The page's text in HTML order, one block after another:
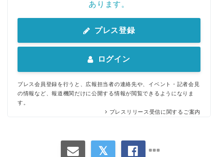
あります。
プレス登録
ログイン
プレス会員登録を行うと、広報担当者の連絡先や、イベント・記者会見
の情報など、報道機関だけに公開する情報が閲覧できるようになりま
す。
プレスリリース受信に関するご案内